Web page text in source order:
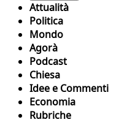
Attualità
Politica
Mondo
Agorà
Podcast
Chiesa
Idee e Commenti
Economia
Rubriche